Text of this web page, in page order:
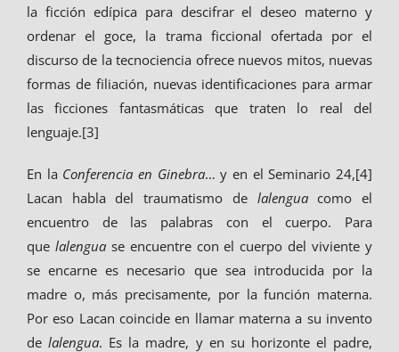
la ficción edípica para descifrar el deseo materno y
ordenar el goce, la trama ficcional ofertada por el
discurso de la tecnociencia ofrece nuevos mitos, nuevas
formas de filiación, nuevas identificaciones para armar
las ficciones fantasmáticas que traten lo real del
lenguaje.[3]
En la Conferencia en Ginebra… y en el Seminario 24,[4]
Lacan habla del traumatismo de lalenguacomo el
encuentro de las palabras con el cuerpo. Para
que lalenguase encuentre con el cuerpo del viviente y
se encarne es necesario que sea introducida por la
madre o, más precisamente, por la función materna.
Por eso Lacan coincide en llamar materna a su invento
delalengua. Es la madre, y en su horizonte el padre,